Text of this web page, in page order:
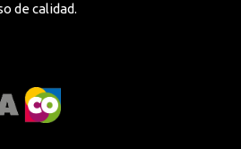
de calidad.